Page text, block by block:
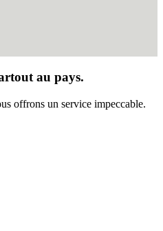
au pays.
offrons un service impeccable.